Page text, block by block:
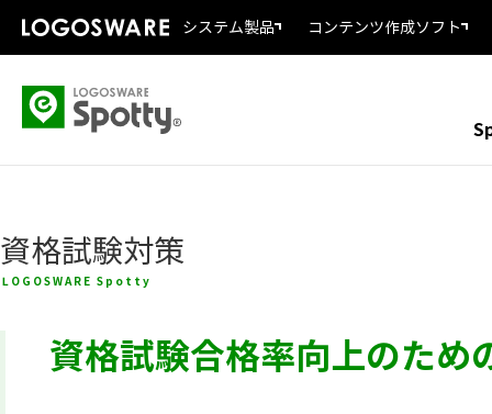
システム製品 コンテンツ作成ソフト
資格試験対策
LOGOSWARE Spotty
資格試験合格率向上のため